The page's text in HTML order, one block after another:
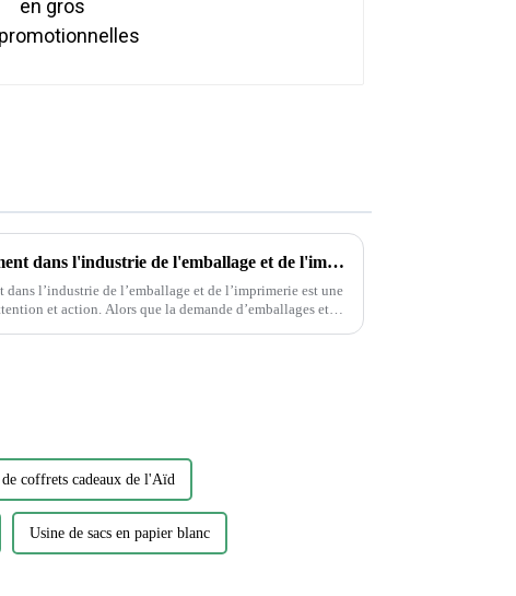
Protection de l'environnement dans l'industrie de l'emballage et de l'imprimerie
l’industrie de l’emballage et de l’imprimerie est une
demande d’emballages et
coffrets cadeaux de l'Aïd
Usine de sacs en papier blanc